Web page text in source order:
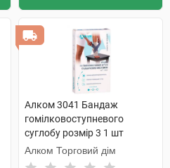
Алком 3041 Бандаж
гомілковоступневого
суглобу розмір 3 1 шт
Алком Торговий дім